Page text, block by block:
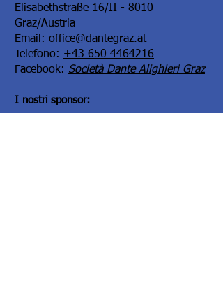
Elisabethstraße 16/II - 8010
Graz/Austria
Email: office@dantegraz.at
Telefono: +43 650 4464216
Facebook: Società Dante Alighieri Graz
I nostri sponsor: